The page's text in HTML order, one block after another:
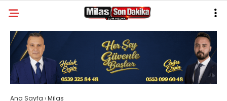
28.9
GALERİ YAZARLAR
MILAS
Ana Sayfa ›Milas